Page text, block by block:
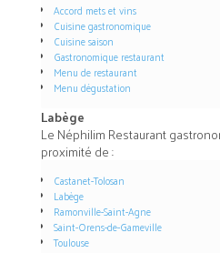
Accord mets et vins
Cuisine gastronomique
Cuisine saison
Gastronomique restaurant
Menu de restaurant
Menu dégustation
Labège
Le Néphilim Restaurant
proximité de :
Castanet-Tolosan
Labège
Ramonville-Saint-Agne
Saint-Orens-de-Gameville
Toulouse